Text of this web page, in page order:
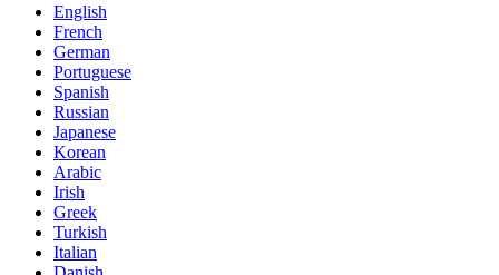
English
French
German
Portuguese
Spanish
Russian
Japanese
Korean
Arabic
Irish
Greek
Turkish
Italian